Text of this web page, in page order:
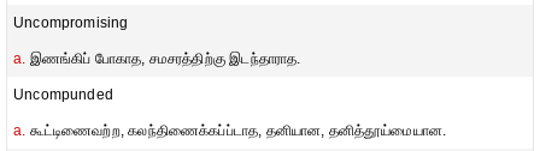
Uncompromising
a. இணங்கிப் போகாத, சமசரத்திற்கு இடந்தாராத.
Uncompunded
a. கூட்டிணைவற்ற, கலந்திணைக்கப்ப்டாத, தனியான, தனித்தூய்மையான.